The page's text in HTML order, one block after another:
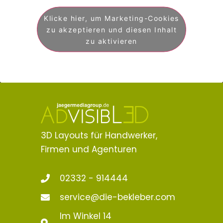
Klicke hier, um Marketing-Cookies
zu akzeptieren und diesen Inhalt
zu aktivieren
3D Layouts für Handwerker,
Firmen und Agenturen
02332 - 914444
service@die-bekleber.com
Im Winkel 14